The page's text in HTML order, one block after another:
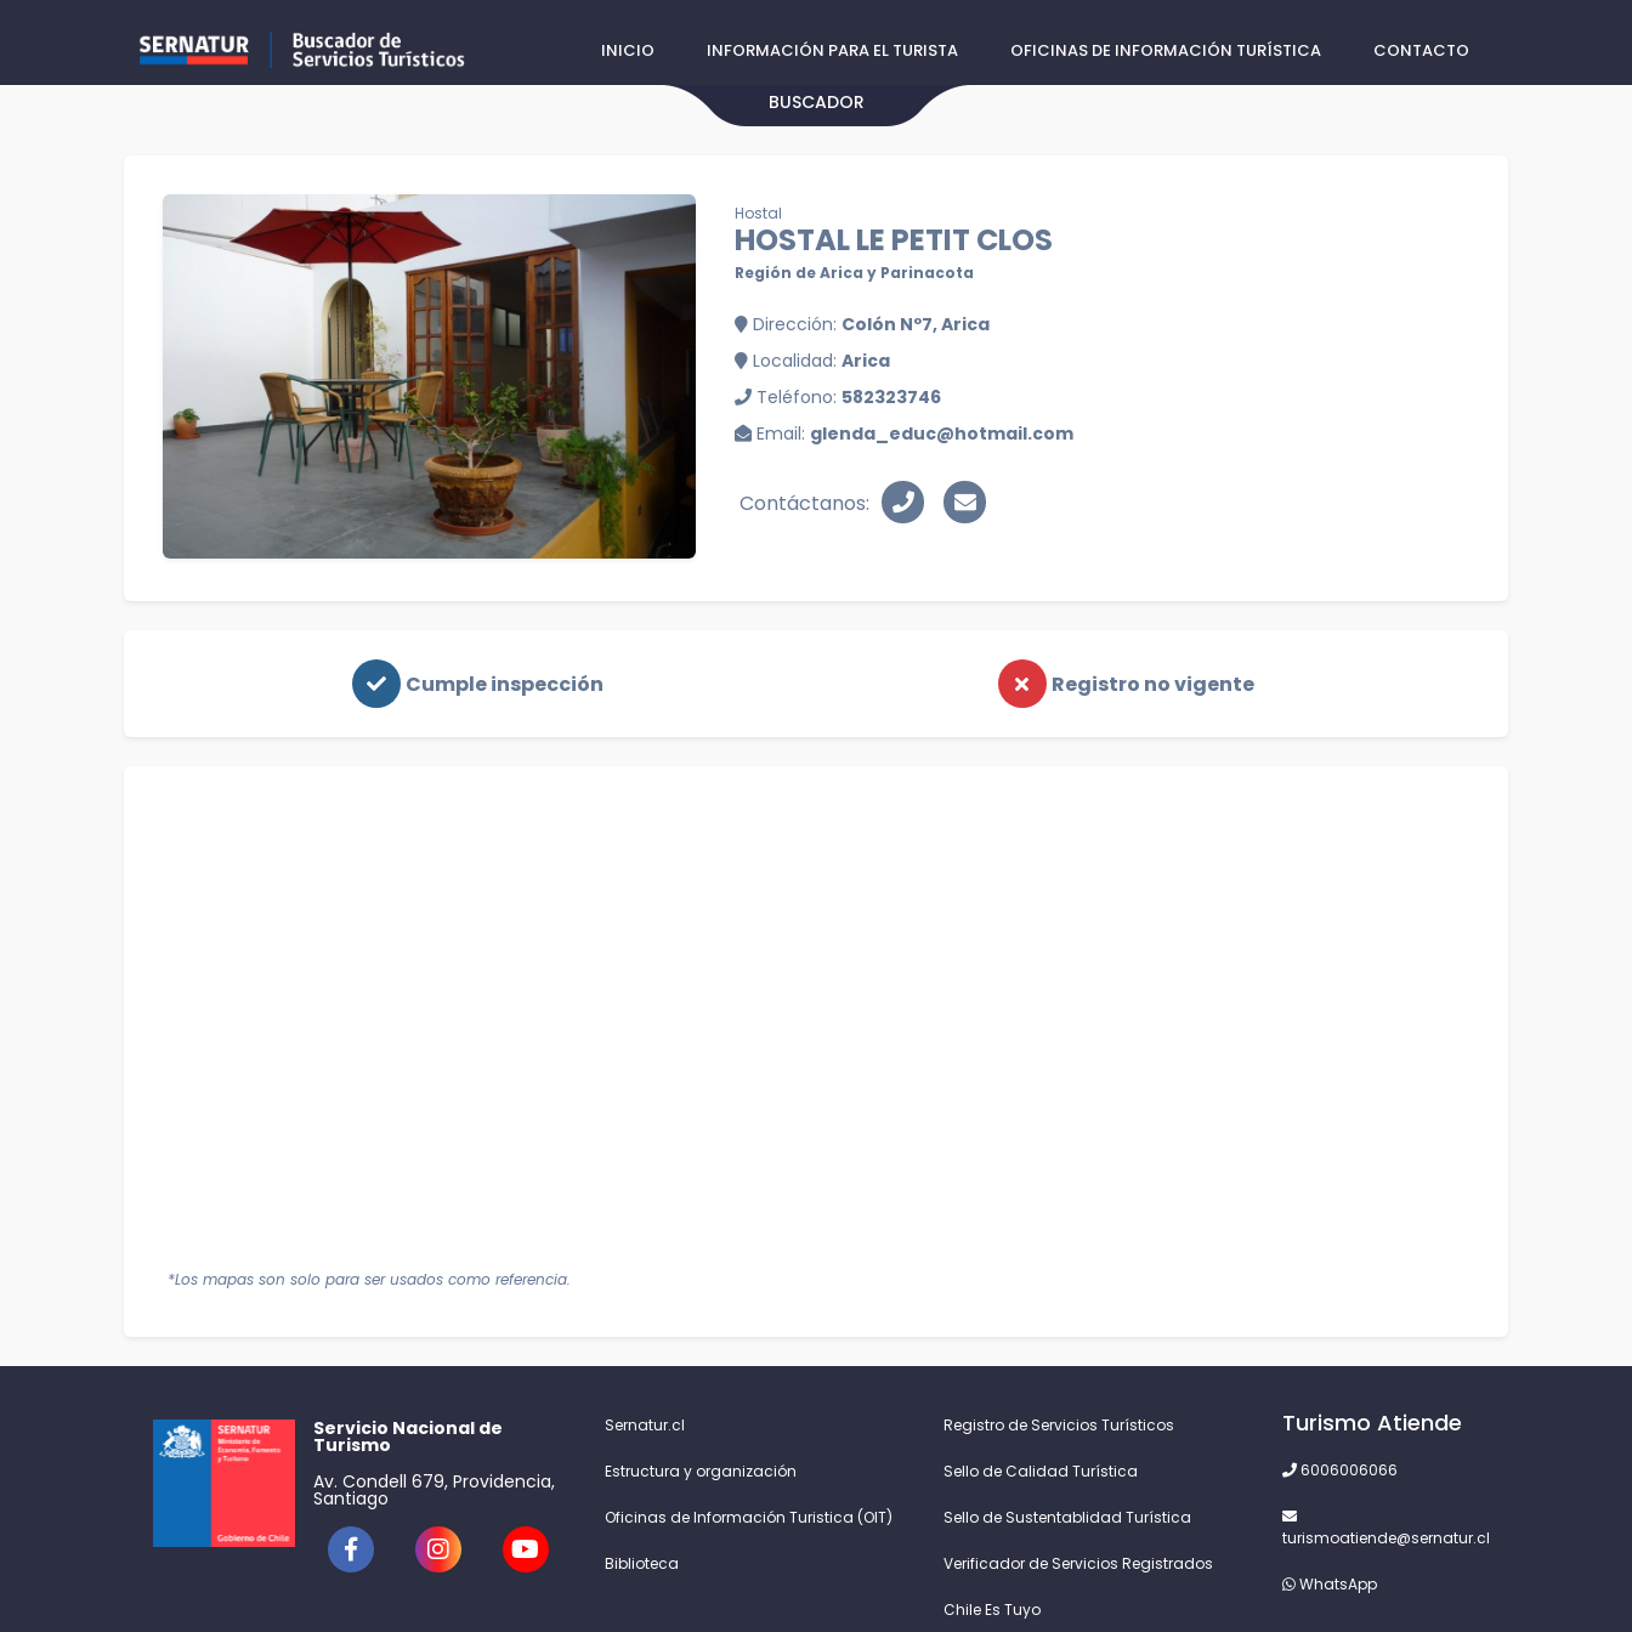
INICIO INFORMACIÓN PARA EL TURISTA OFICINAS DE INFORMACIÓN TURÍSTICA CONTACTO
BUSCADOR
Hostal
HOSTAL LE PETIT CLOS
Región de Arica y Parinacota
Dirección: Colón Nº7, Arica
Localidad: Arica
Teléfono: 582323746
Email: glenda_educ@hotmail.com
Contáctanos:
Cumple inspección Registro no vigente
*Los mapas son solo para ser usados como referencia.
Servicio Nacional de
Turismo
Av. Condell 679, Providencia,
Santiago
Sernatur.cl
Estructura y organización
Oficinas de Información Turistica (OIT)
Biblioteca
Registro de Servicios Turísticos
Sello de Calidad Turística
Sello de Sustentablidad Turística
Verificador de Servicios Registrados
Chile Es Tuyo
Turismo Atiende
6006006066
turismoatiende@sernatur.cl
WhatsApp